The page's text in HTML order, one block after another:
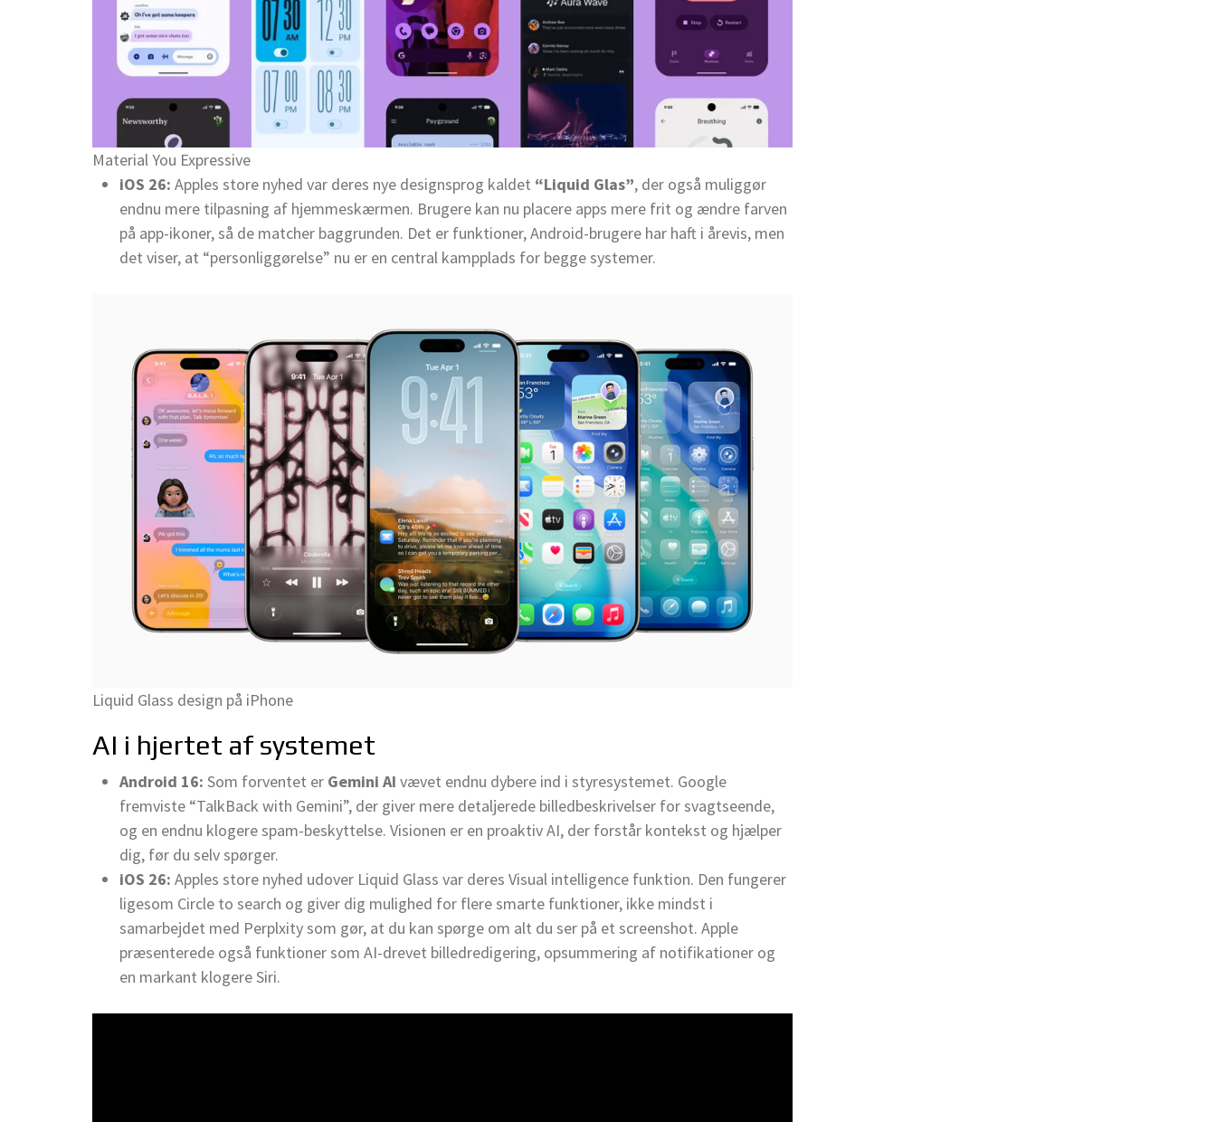
Material You Expressive
iOS 26: Apples store nyhed var deres nye designsprog kaldet “Liquid Glas”, der også muliggør
endnu mere tilpasning af hjemmeskærmen. Brugere kan nu placere apps mere frit og ændre farven
på app-ikoner, så de matcher baggrunden. Det er funktioner, Android-brugere har haft i årevis, men
det viser, at “personliggørelse” nu er en central kampplads for begge systemer.
Liquid Glass design på iPhone
AI i hjertet af systemet
Android 16: Som forventet er Gemini AI vævet endnu dybere ind i styresystemet. Google
fremviste “TalkBack with Gemini”, der giver mere detaljerede billedbeskrivelser for svagtseende,
og en endnu klogere spam-beskyttelse. Visionen er en proaktiv AI, der forstår kontekst og hjælper
dig, før du selv spørger.
iOS 26: Apples store nyhed udover Liquid Glass var deres Visual intelligence funktion. Den fungerer
ligesom Circle to search og giver dig mulighed for flere smarte funktioner, ikke mindst i
samarbejdet med Perplxity som gør, at du kan spørge om alt du ser på et screenshot. Apple
præsenterede også funktioner som AI-drevet billedredigering, opsummering af notifikationer og
en markant klogere Siri.